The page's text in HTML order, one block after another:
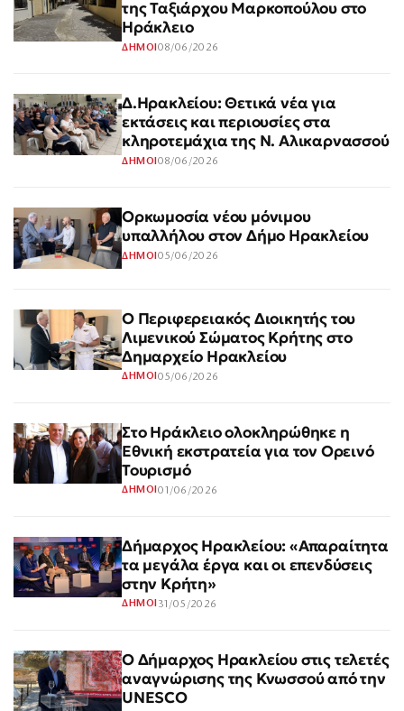
της Ταξιάρχου Μαρκοπούλου στο
Ηράκλειο
ΔΗΜΟΙ 08/06/2026
Δ.Ηρακλείου: Θετικά νέα για
εκτάσεις και περιουσίες στα
κληροτεμάχια της Ν. Αλικαρνασσού
ΔΗΜΟΙ 08/06/2026
Ορκωμοσία νέου μόνιμου
υπαλλήλου στον Δήμο Ηρακλείου
ΔΗΜΟΙ 05/06/2026
Ο Περιφερειακός Διοικητής του
Λιμενικού Σώματος Κρήτης στο
Δημαρχείο Ηρακλείου
ΔΗΜΟΙ 05/06/2026
Στο Ηράκλειο ολοκληρώθηκε η
Εθνική εκστρατεία για τον Ορεινό
Τουρισμό
ΔΗΜΟΙ 01/06/2026
Δήμαρχος Ηρακλείου: «Απαραίτητα
τα μεγάλα έργα και οι επενδύσεις
στην Κρήτη»
ΔΗΜΟΙ 31/05/2026
Ο Δήμαρχος Ηρακλείου στις τελετές
αναγνώρισης της Κνωσσού από την
UNESCO